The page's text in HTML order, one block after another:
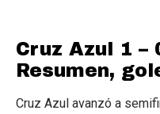
Cruz Azul 1 –
Resumen,
Cruz Azul avanzó a